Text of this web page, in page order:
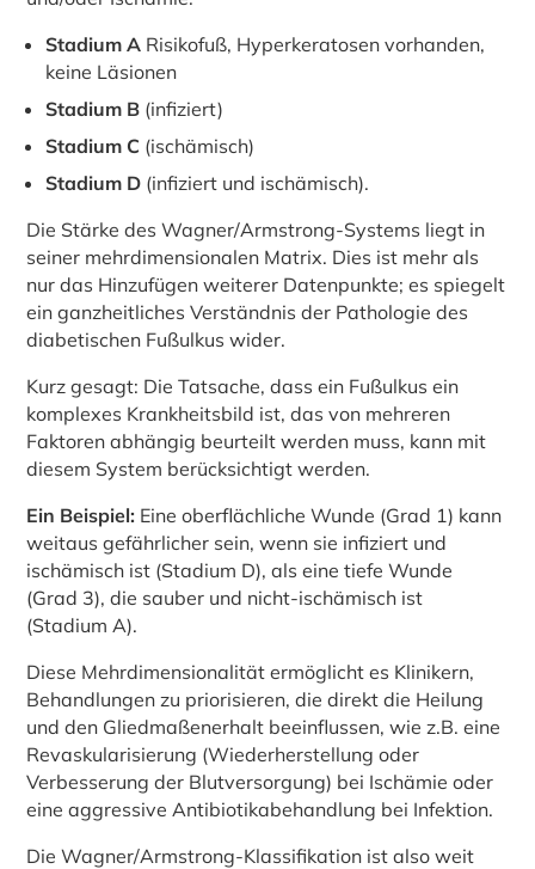
Stadium A Risikofuß, Hyperkeratosen vorhanden,
keine Läsionen
Stadium B (infiziert)
Stadium C (ischämisch)
Stadium D (infiziert und ischämisch).
Die Stärke des Wagner/Armstrong-Systems liegt in
seiner mehrdimensionalen Matrix. Dies ist mehr als
nur das Hinzufügen weiterer Datenpunkte; es spiegelt
ein ganzheitliches Verständnis der Pathologie des
diabetischen Fußulkus wider.
Kurz gesagt: Die Tatsache, dass ein Fußulkus ein
komplexes Krankheitsbild ist, das von mehreren
Faktoren abhängig beurteilt werden muss, kann mit
diesem System berücksichtigt werden.
Ein Beispiel: Eine oberflächliche Wunde (Grad 1) kann
weitaus gefährlicher sein, wenn sie infiziert und
ischämisch ist (Stadium D), als eine tiefe Wunde
(Grad 3), die sauber und nicht-ischämisch ist
(Stadium A).
Diese Mehrdimensionalität ermöglicht es Klinikern,
Behandlungen zu priorisieren, die direkt die Heilung
und den Gliedmaßenerhalt beeinflussen, wie z.B. eine
Revaskularisierung (Wiederherstellung oder
Verbesserung der Blutversorgung) bei Ischämie oder
eine aggressive Antibiotikabehandlung bei Infektion.
Die Wagner/Armstrong-Klassifikation ist also weit